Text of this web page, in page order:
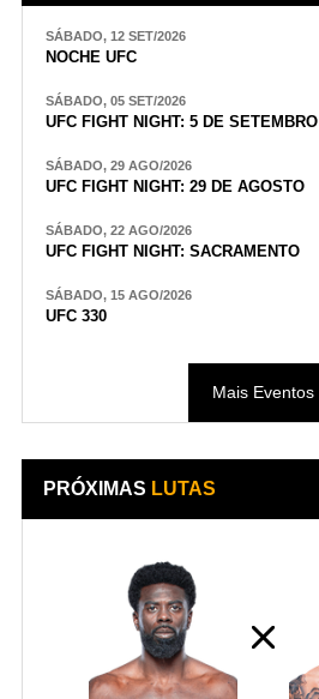
SÁBADO, 12 SET/2026
NOCHE UFC
SÁBADO, 05 SET/2026
UFC FIGHT NIGHT: 5 DE SETEMBRO
SÁBADO, 29 AGO/2026
UFC FIGHT NIGHT: 29 DE AGOSTO
SÁBADO, 22 AGO/2026
UFC FIGHT NIGHT: SACRAMENTO
SÁBADO, 15 AGO/2026
UFC 330
Mais Eventos
PRÓXIMAS LUTAS